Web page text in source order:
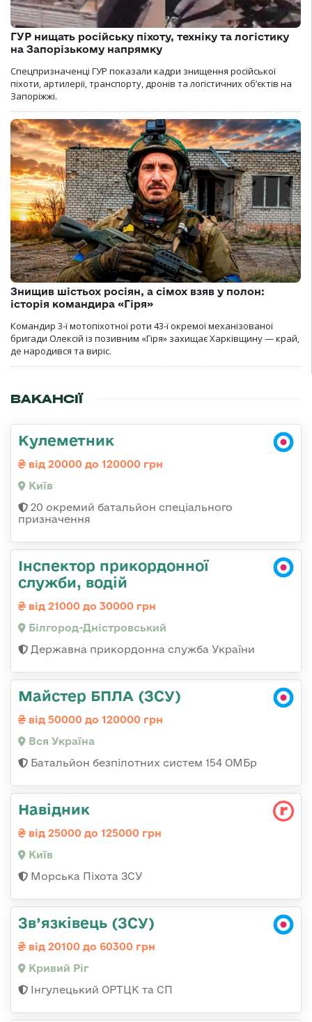
ГУР нищать російську піхоту, техніку та логістику
на Запорізькому напрямку
Спецпризначенці ГУР показали кадри знищення російської
піхоти, артилерії, транспорту, дронів та логістичних об’єктів на
Запоріжжі.
Знищив шістьох росіян, а сімох взяв у полон:
історія командира «Гіря»
Командир 3-ї мотопіхотної роти 43-ї окремої механізованої
бригади Олексій із позивним «Гіря» захищає Харківщину — край,
де народився та виріс.
ВАКАНСІЇ
Кулеметник
від 20000 до 120000 грн
Київ
20 окремий батальйон спеціального
призначення
Інспектор прикордонної
служби, водій
від 21000 до 30000 грн
Білгород-Дністровський
Державна прикордонна служба України
Майстер БПЛА (ЗСУ)
від 50000 до 120000 грн
Вся Україна
Батальйон безпілотних систем 154 ОМБр
Навідник
від 25000 до 125000 грн
Київ
Морська Піхота ЗСУ
Зв’язківець (ЗСУ)
від 20100 до 60300 грн
Кривий Ріг
Інгулецький ОРТЦК та СП